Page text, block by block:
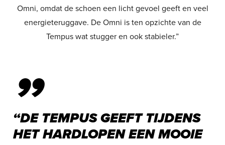
Omni, omdat de schoen een licht gevoel geeft en veel
energieteruggave. De Omni is ten opzichte van de
Tempus wat stugger en ook stabieler.”
”
“DE TEMPUS GEEFT TIJDENS
HET HARDLOPEN EEN MOOIE